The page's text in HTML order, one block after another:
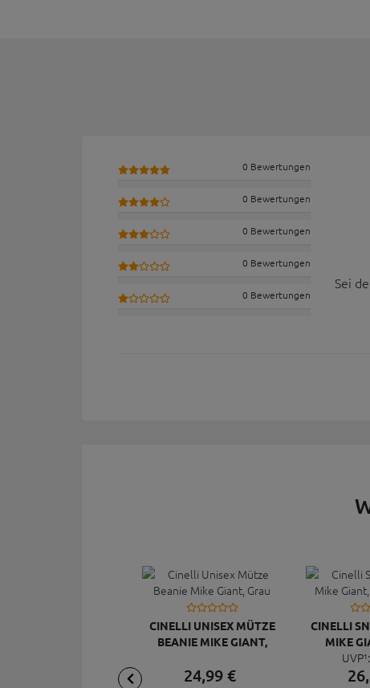
0 Bewertungen
0 Bewertungen
0 Bewertungen
0 Bewertungen
0 Bewertungen
Sei
CINELLI UNISEX MÜTZE
BEANIE MIKE GIANT,
24,99€
CINELLI
MIKE
UVP¹:
26,